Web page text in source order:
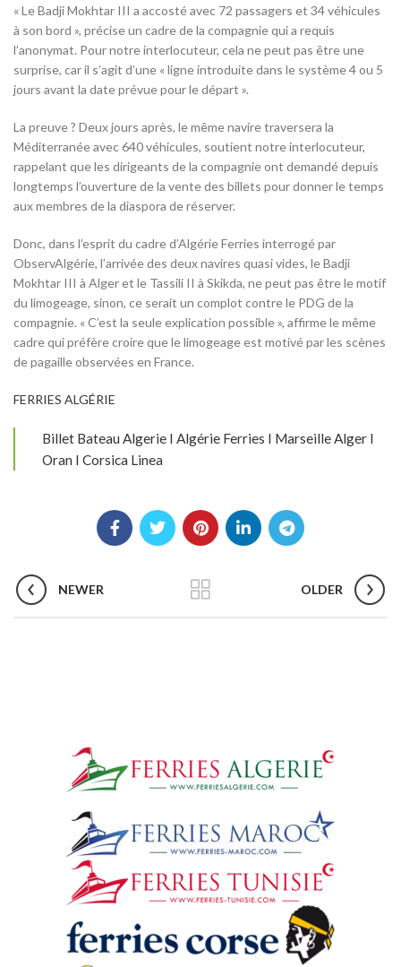
« Le Badji Mokhtar III a accosté avec 72 passagers et 34 véhicules
à son bord », précise un cadre de la compagnie qui a requis
l’anonymat. Pour notre interlocuteur, cela ne peut pas être une
surprise, car il s’agit d’une « ligne introduite dans le système 4 ou 5
jours avant la date prévue pour le départ ».
La preuve ? Deux jours après, le même navire traversera la
Méditerranée avec 640 véhicules, soutient notre interlocuteur,
rappelant que les dirigeants de la compagnie ont demandé depuis
longtemps l’ouverture de la vente des billets pour donner le temps
aux membres de la diaspora de réserver.
Donc, dans l’esprit du cadre d’Algérie Ferries interrogé par
ObservAlgérie, l’arrivée des deux navires quasi vides, le Badji
Mokhtar III à Alger et le Tassili II à Skikda, ne peut pas être le motif
du limogeage, sinon, ce serait un complot contre le PDG de la
compagnie. « C’est la seule explication possible », affirme le même
cadre qui préfère croire que le limogeage est motivé par les scènes
de pagaille observées en France.
FERRIES ALGÉRIE
Billet Bateau Algerie I Algérie Ferries I Marseille Alger I
Oran I Corsica Linea
NEWER OLDER